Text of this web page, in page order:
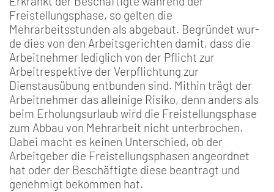
Freistellungsphase, so gelten die
Mehrarbeitsstunden als abgebaut. Begründet wur­
de dies von den Arbeitsgerich­ten damit, dass die
Arbeitneh­mer lediglich von der Pflicht zur
Arbeitrespektive der Verpflichtung zur
Dienstausübung entbunden sind. Mithin trägt der
Arbeitnehmer das alleinige Risiko, denn anders als
beim Erholungsurlaub wird die Frei­stellungsphase
zum Abbau von Mehrarbeit nicht unterbro­chen.
Dabei macht es keinen Unterschied, ob der
Arbeitge­ber die Freistellungsphasen angeordnet
hat oder der Be­schäftigte diese beantragt und
genehmigt bekommen hat.